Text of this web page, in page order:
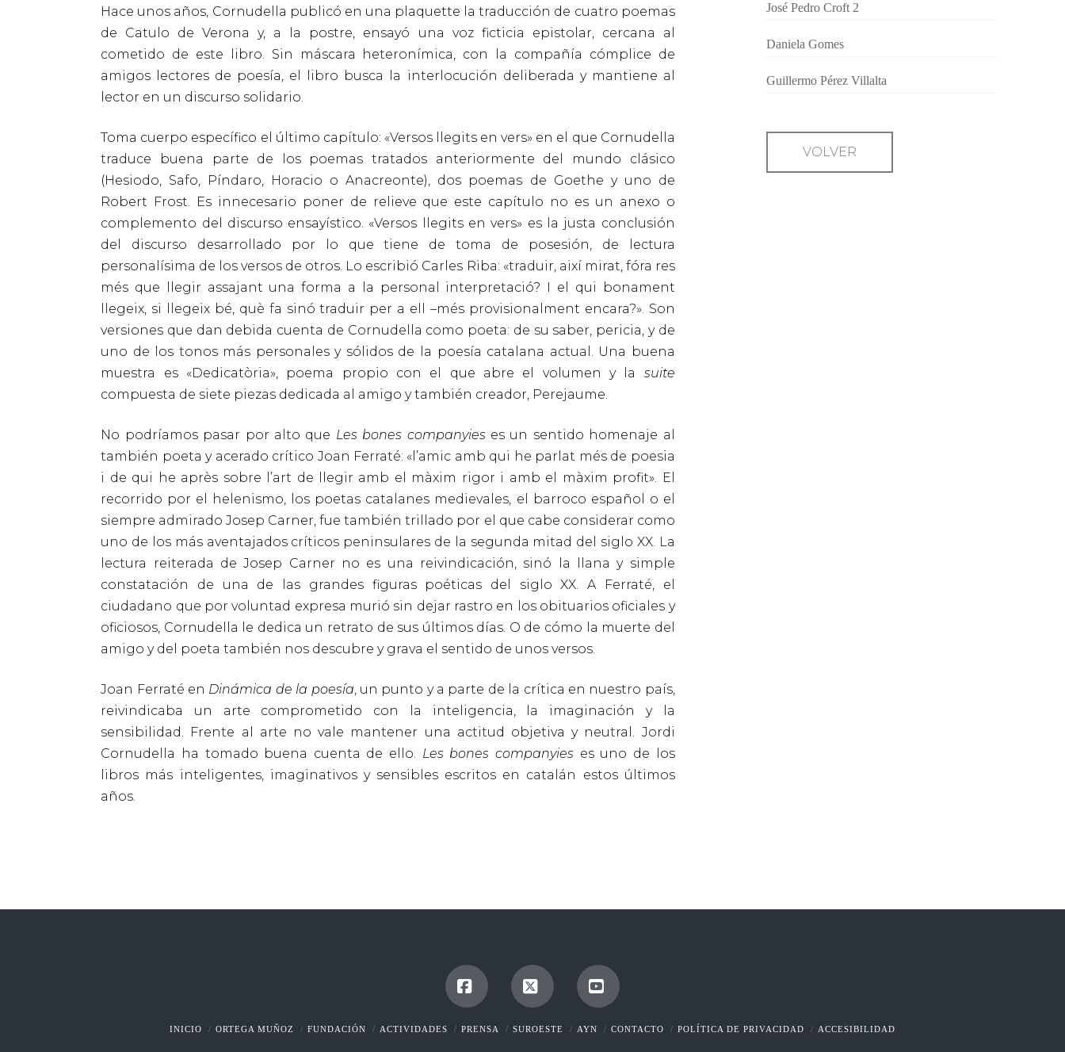
Hace unos años, Cornudella publicó en una plaquette la traducción de cuatro poemas
de Catulo de Verona y, a la postre, ensayó una voz ficticia epistolar, cercana al
cometido de este libro. Sin máscara heteronímica, con la compañía cómplice de
amigos lectores de poesía, el libro busca la interlocución deliberada y mantiene al
lector en un discurso solidario.
Toma cuerpo específico el último capítulo: «Versos llegits en vers» en el que Cornudella
traduce buena parte de los poemas tratados anteriormente del mundo clásico
(Hesiodo, Safo, Píndaro, Horacio o Anacreonte), dos poemas de Goethe y uno de
Robert Frost. Es innecesario poner de relieve que este capítulo no es un anexo o
complemento del discurso ensayístico. «Versos llegits en vers» es la justa conclusión
del discurso desarrollado por lo que tiene de toma de posesión, de lectura
personalísima de los versos de otros. Lo escribió Carles Riba: «traduir, així mirat, fóra res
més que llegir assajant una forma a la personal interpretació? I el qui bonament
llegeix, si llegeix bé, què fa sinó traduir per a ell –més provisionalment encara?». Son
versiones que dan debida cuenta de Cornudella como poeta: de su saber, pericia, y de
uno de los tonos más personales y sólidos de la poesía catalana actual. Una buena
muestra es «Dedicatòria», poema propio con el que abre el volumen y la suite
compuesta de siete piezas dedicada al amigo y también creador, Perejaume.
No podríamos pasar por alto que Les bones companyies es un sentido homenaje al
también poeta y acerado crítico Joan Ferraté: «l’amic amb qui he parlat més de poesia
i de qui he après sobre l’art de llegir amb el màxim rigor i amb el màxim profit». El
recorrido por el helenismo, los poetas catalanes medievales, el barroco español o el
siempre admirado Josep Carner, fue también trillado por el que cabe considerar como
uno de los más aventajados críticos peninsulares de la segunda mitad del siglo XX. La
lectura reiterada de Josep Carner no es una reivindicación, sinó la llana y simple
constatación de una de las grandes figuras poéticas del siglo XX. A Ferraté, el
ciudadano que por voluntad expresa murió sin dejar rastro en los obituarios oficiales y
oficiosos, Cornudella le dedica un retrato de sus últimos días. O de cómo la muerte del
amigo y del poeta también nos descubre y grava el sentido de unos versos.
Joan Ferraté en Dinámica de la poesía, un punto y a parte de la crítica en nuestro país,
reivindicaba un arte comprometido con la inteligencia, la imaginación y la
sensibilidad. Frente al arte no vale mantener una actitud objetiva y neutral. Jordi
Cornudella ha tomado buena cuenta de ello. Les bones companyies es uno de los
libros más inteligentes, imaginativos y sensibles escritos en catalán estos últimos
años.
José Pedro Croft 2
Daniela Gomes
Guillermo Pérez Villalta
VOLVER
FacebookX YouTube
INICIO ORTEGA MUÑOZ FUNDACIÓN ACTIVIDADES PRENSA SUROESTE AYN CONTACTO POLÍTICA DE PRIVACIDAD ACCESIBILIDAD